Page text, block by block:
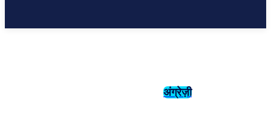
अंग्रेज़ी